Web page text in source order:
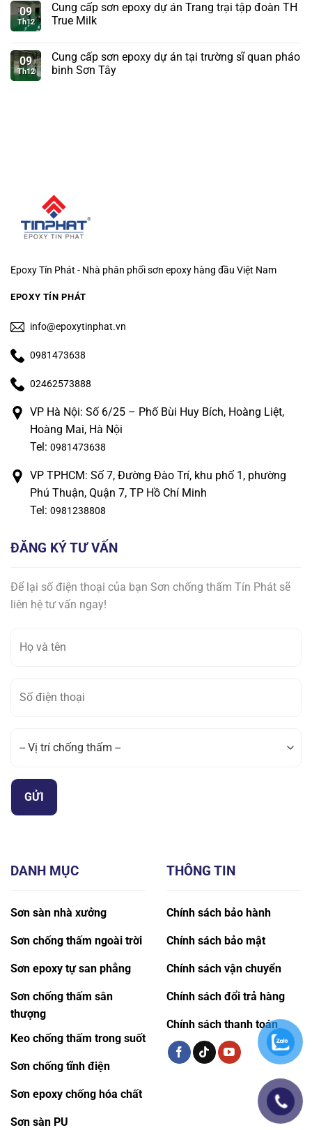
09
Th12
Cung cấp sơn epoxy dự án Trang trại tập đoàn TH
True Milk
09
Th12
Cung cấp sơn epoxy dự án tại trường sĩ quan pháo
binh Sơn Tây
Epoxy Tín Phát - Nhà phân phối sơn epoxy hàng đầu Việt Nam
EPOXY TÍN PHÁT
info@epoxytinphat.vn
0981473638
02462573888
VP Hà Nội: Số 6/25 – Phố Bùi Huy Bích, Hoàng Liệt,
Hoàng Mai, Hà Nội
Tel: 0981473638
VP TPHCM: Số 7, Đường Đào Trí, khu phố 1, phường
Phú Thuận, Quận 7, TP Hồ Chí Minh
Tel: 0981238808
DANH MỤC
Sơn sàn nhà xưởng
Sơn chống thấm ngoài trời
Sơn epoxy tự san phẳng
Sơn chống thấm sân
thượng
Keo chống thấm trong suốt
Sơn chống tĩnh điện
Sơn epoxy chống hóa chất
Sơn sàn PU
THÔNG TIN
Chính sách bảo hành
Chính sách bảo mật
Chính sách vận chuyển
Chính sách đổi trả hàng
Chính sách thanh toán
ĐĂNG KÝ TƯ VẤN
Để lại số điện thoại của bạn Sơn chống thấm Tín Phát sẽ
liên hệ tư vấn ngay!